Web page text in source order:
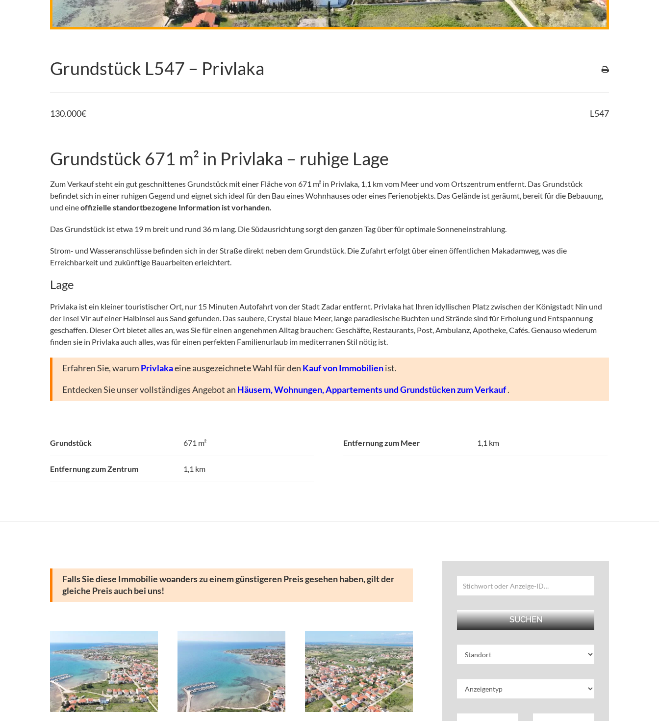
Grundstück L547 – Privlaka
130.000€ L547
Grundstück 671 m² in Privlaka – ruhige Lage
Zum Verkauf steht ein gut geschnittenes Grundstück mit einer Fläche von 671 m² in Privlaka, 1,1 km vom Meer und vom Ortszentrum entfernt. Das Grundstück
befindet sich in einer ruhigen Gegend und eignet sich ideal für den Bau eines Wohnhauses oder eines Ferienobjekts. Das Gelände ist geräumt, bereit für die Bebauung,
und eineoffizielle standortbezogene Information ist vorhanden.
Das Grundstück ist etwa 19 m breit und rund 36 m lang. Die Südausrichtung sorgt den ganzen Tag über für optimale Sonneneinstrahlung.
Strom- und Wasseranschlüsse befinden sich in der Straße direkt neben dem Grundstück. Die Zufahrt erfolgt über einen öffentlichen Makadamweg, was die
Erreichbarkeit und zukünftige Bauarbeiten erleichtert.
Lage
Privlaka ist ein kleiner touristischer Ort, nur 15 Minuten Autofahrt von der Stadt Zadar entfernt. Privlaka hat Ihren idyllischen Platz zwischen der Königstadt Nin und
der Insel Vir auf einer Halbinsel aus Sand gefunden. Das saubere, Crystal blaue Meer, lange paradiesische Buchten und Strände sind für Erholung und Entspannung
geschaffen. Dieser Ort bietet alles an, was Sie für einen angenehmen Alltag brauchen: Geschäfte, Restaurants, Post, Ambulanz, Apotheke, Cafés. Genauso wiederum
finden sie in Privlaka auch alles, was für einen perfekten Familienurlaub im mediterranen Stil nötig ist.
Erfahren Sie, warum Privlakaeine ausgezeichnete Wahl für den Kauf von Immobilienist.
Entdecken Sie unser vollständiges Angebot an Häusern, Wohnungen, Appartements und Grundstücken zum Verkauf.
Grundstück 671 m² Entfernung zum Meer 1,1 km
Entfernung zum Zentrum 1,1 km
Falls Sie diese Immobilie woanders zu einem günstigeren Preis gesehen haben, gilt der
gleiche Preis auch bei uns!